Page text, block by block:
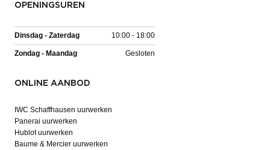
OPENINGSUREN
Dinsdag - Zaterdag 10:00 - 18:00
Zondag - Maandag Gesloten
ONLINE AANBOD
IWC Schaffhausen uurwerken
Panerai uurwerken
Hublot uurwerken
Baume & Mercier uurwerken